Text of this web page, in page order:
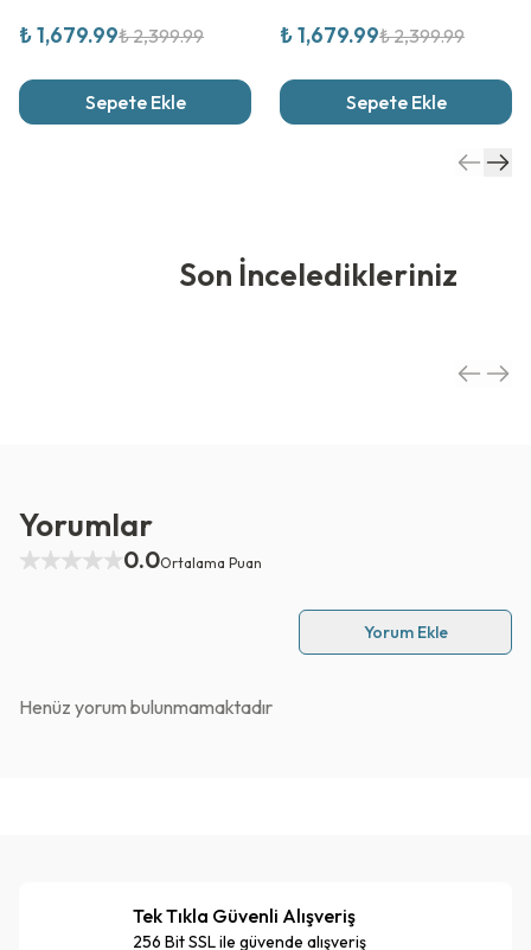
₺ 1,679.99₺ 2,399.99
Sepete Ekle
₺ 1,679.99₺ 2,399.99
Sepete Ekle
Son İnceledikleriniz
Yorumlar
0.0Ortalama Puan
Yorum Ekle
Henüz yorum bulunmamaktadır
Tek Tıkla Güvenli Alışveriş
256 Bit SSL ile güvende alışveriş